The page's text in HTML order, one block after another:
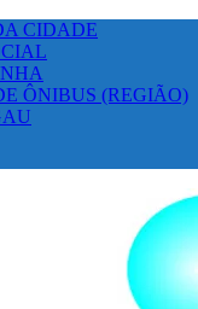
CIDADE
ÔNIBUS (REGIÃO)